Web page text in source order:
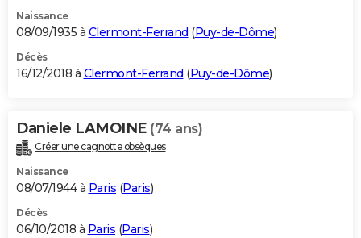
Naissance
08/09/1935 à Clermont-Ferrand (Puy-de-Dôme)
Décès
16/12/2018 à Clermont-Ferrand (Puy-de-Dôme)
Daniele LAMOINE (74 ans)
Créer une cagnotte obsèques
Naissance
08/07/1944 à Paris (Paris)
Décès
06/10/2018 à Paris (Paris)